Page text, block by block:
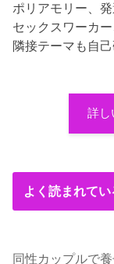
ポリアモリー、発
セックスワーカ
隣接テーマも自己
詳し
よく読まれて
同性カップルで